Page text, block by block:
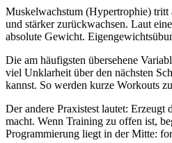
Muskelwachstum (Hypertrophie) tritt
und stärker zurückwachsen. Laut
absolute Gewicht.
Die am häufigsten übersehene
viel Unklarheit über den nächsten
kannst. So werden kurze Workouts
Der andere Praxistest lautet:
macht. Wenn Training zu offen ist,
Programmierung liegt in der Mitte: